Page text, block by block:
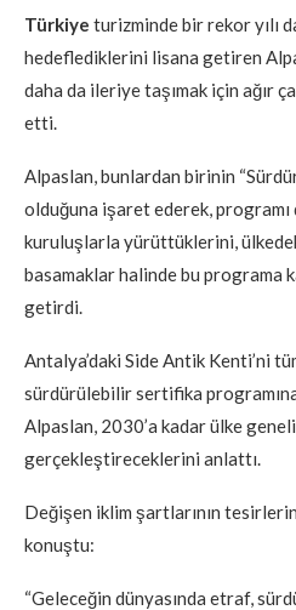
Türkiye turizminde bir rekor yılı
hedeflediklerini lisana getiren
daha da ileriye taşımak için ağır
etti.
Alpaslan, bunlardan birinin
olduğuna işaret ederek,
kuruluşlarla yürüttüklerini,
basamaklar halinde bu programa
getirdi.
Antalya’daki Side Antik Kenti’ni
sürdürülebilir sertifika
Alpaslan, 2030’a kadar ülke
gerçekleştireceklerini anlattı.
Değişen iklim şartlarının
konuştu:
“Geleceğin dünyasında etraf,